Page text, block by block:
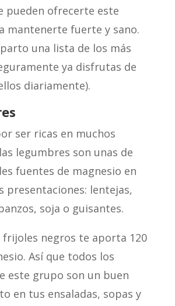
pueden ofrecerte este
mantenerte fuerte y sano.
una lista de los más
ya disfrutas de
diariamente).
ser ricas en muchos
legumbres son unas de
fuentes de magnesio en
presentaciones: lentejas,
soja o guisantes.
frijoles negros te aporta 120
Así que todos los
este grupo son un buen
en tus ensaladas, sopas y